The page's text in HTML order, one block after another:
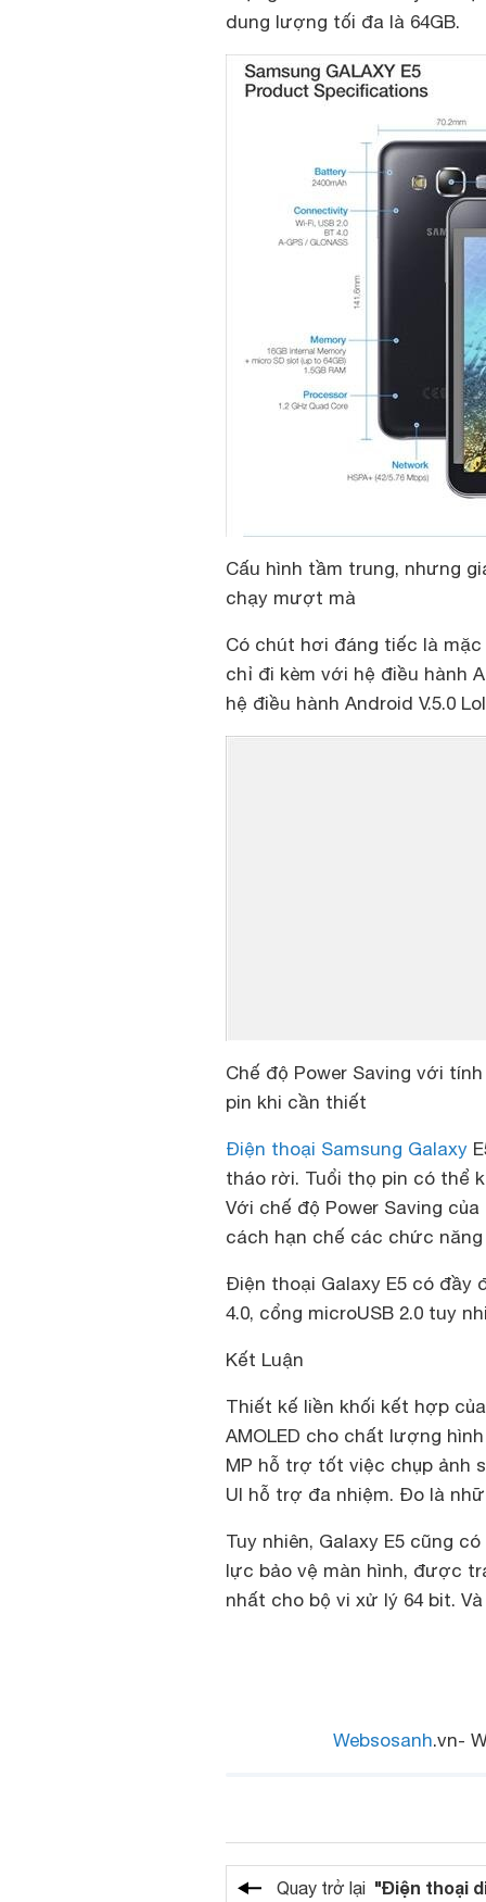
dung lượng tối đa là 64GB.
Cấu hình tầm trung, nhưng
chạy mượt mà
Có chút hơi đáng tiếc là
chỉ đi kèm với hệ điều hành
hệ điều hành Android V.5.0
Chế độ Power Saving với
pin khi cần thiết
Điện thoại Samsung Galaxy
tháo rời. Tuổi thọ pin có thể
Với chế độ Power Saving
cách hạn chế các chức
Điện thoại Galaxy E5 có đầy
4.0, cổng microUSB 2.0 tuy
Kết Luận
Thiết kế liền khối kết hợp
AMOLED cho chất lượng
MP hỗ trợ tốt việc chụp ảnh
UI hỗ trợ đa nhiệm. Đo là
Tuy nhiên, Galaxy E5 cũng
lực bảo vệ màn hình, được
nhất cho bộ vi xử lý 64 bit.
Websosanh.vn-
Quay trở lại "Điện thoại